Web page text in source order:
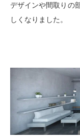
デザインや間取りの
しくなりました。